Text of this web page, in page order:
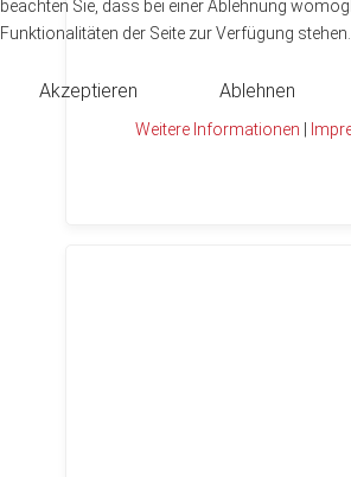
beachten Sie, dass bei einer Ablehnung
Funktionalitäten der Seite zur Verfügung stehen.
Akzeptieren Ablehnen
Weitere Informationen